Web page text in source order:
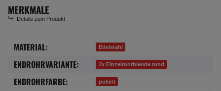
MERKMALE
Details zum Produkt
Produkteigenschaft
Wert
MATERIAL: Edelstahl
ENDROHRVARIANTE: 2x Einzelrohrblende rund
ENDROHRFARBE: poliert